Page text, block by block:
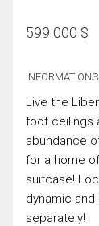
599 000 $
Live the
foot ceilings
abundance
for a home
suitcase!
dynamic
separately!